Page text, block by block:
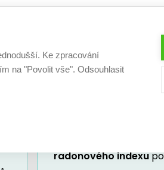
a služby
radonového indexu
Ke zpracování
na "Povolit vše". Odsouhlasit